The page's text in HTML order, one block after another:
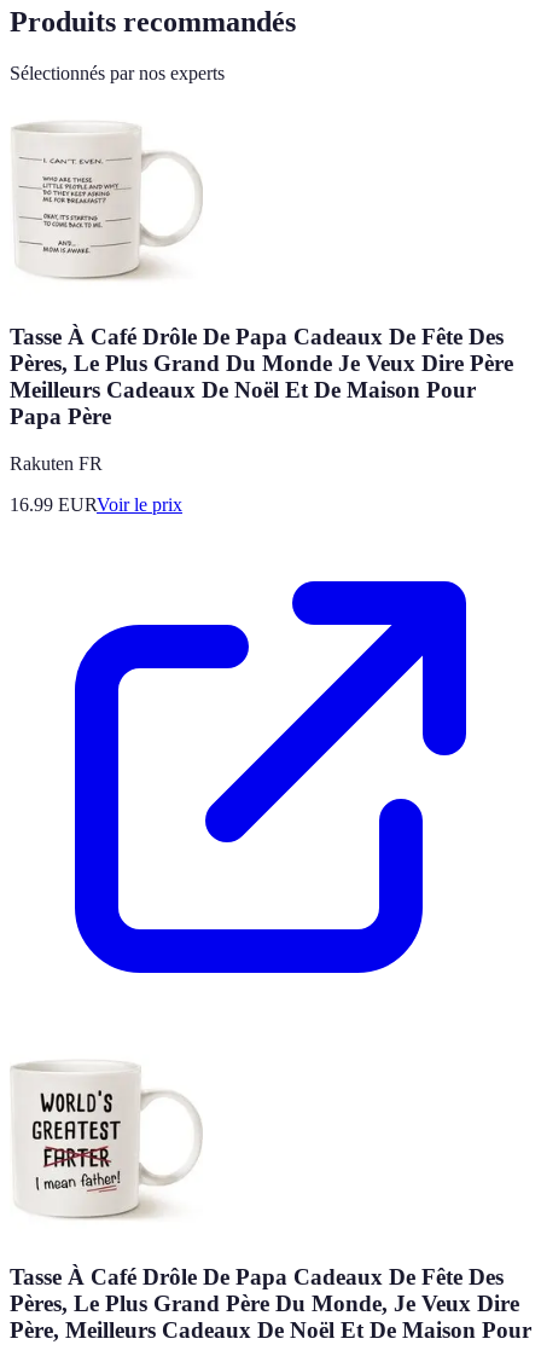
Produits recommandés
Sélectionnés par nos experts
Tasse À Café Drôle De Papa Cadeaux De Fête Des
Pères, Le Plus Grand Du Monde Je Veux Dire Père
Meilleurs Cadeaux De Noël Et De Maison Pour
Papa Père
Rakuten FR
16.99 EURVoir le prix
Tasse À Café Drôle De Papa Cadeaux De Fête Des
Pères, Le Plus Grand Père Du Monde, Je Veux Dire
Père, Meilleurs Cadeaux De Noël Et De Maison Pour